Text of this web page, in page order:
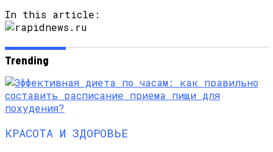
In this article:
Trending
КРАСОТА И ЗДОРОВЬЕ